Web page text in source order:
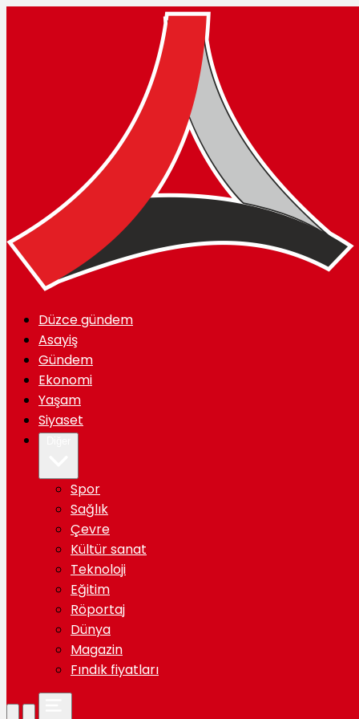
Düzce gündem
Asayiş
Gündem
Ekonomi
Yaşam
Siyaset
Spor
Sağlık
Çevre
Kültür sanat
Teknoloji
Eğitim
Röportaj
Dünya
Magazin
Fındık fiyatları